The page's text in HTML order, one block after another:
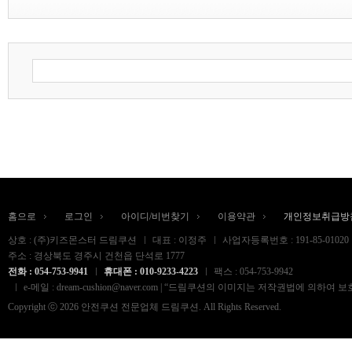
홈으로 로그인 아이디/비번찾기 이용약관 개인정보취급방
상호 : (주)키즈몬스터 드림쿠션 대표 : 이정주
사업자등록번호 : 191-85-01020
주소 : 경상북도 경주시 건천읍 단석로 1777
전화 : 054-753-9941
휴대폰 : 010-9233-4223
팩스 : 054-753-9942
e-메일 : dream-cushion@naver.com | “드림쿠션의 이미지는 저작권법에 의하
Copyright ⓒ 2026 안전쿠션 전문업체 드림쿠션. All Rights Reserved.